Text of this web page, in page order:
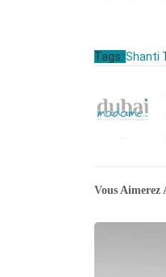
Tags: Shanti
Vous Aimerez